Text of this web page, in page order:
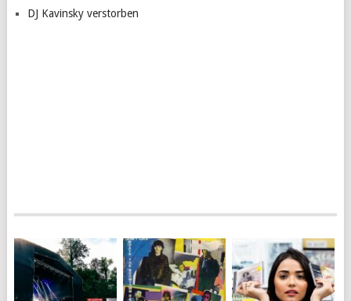
DJ Kavinsky verstorben